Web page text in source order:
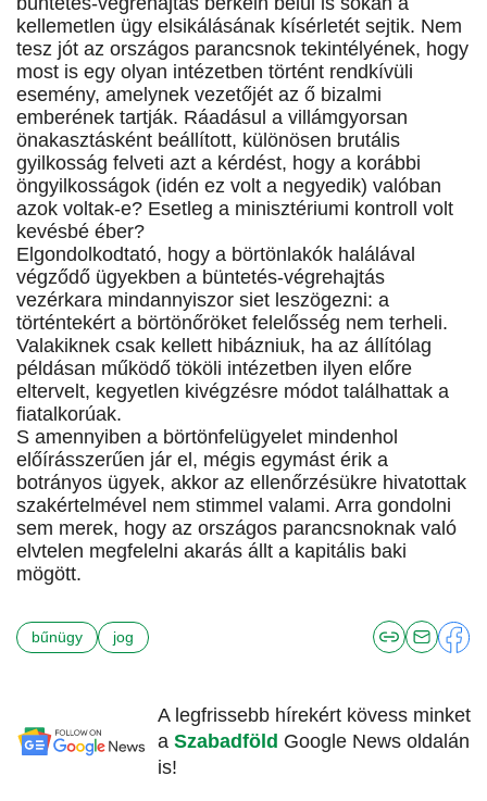
kellemetlen ügy elsikálásának kísérletét sejtik. Nem
tesz jót az országos parancsnok tekintélyének, hogy
most is egy olyan intézetben történt rendkívüli
esemény, amelynek vezetőjét az ő bizalmi
emberének tartják. Ráadásul a villámgyorsan
önakasztásként beállított, különösen brutális
gyilkosság felveti azt a kérdést, hogy a korábbi
öngyilkosságok (idén ez volt a negyedik) valóban
azok voltak-e? Esetleg a minisztériumi kontroll volt
kevésbé éber?
Elgondolkodtató, hogy a börtönlakók halálával
végződő ügyekben a büntetés-végrehajtás
vezérkara mindannyiszor siet leszögezni: a
történtekért a börtönőröket felelősség nem terheli.
Valakiknek csak kellett hibázniuk, ha az állítólag
példásan működő tököli intézetben ilyen előre
eltervelt, kegyetlen kivégzésre módot találhattak a
fiatalkorúak.
S amennyiben a börtönfelügyelet mindenhol
előírásszerűen jár el, mégis egymást érik a
botrányos ügyek, akkor az ellenőrzésükre hivatottak
szakértelmével nem stimmel valami. Arra gondolni
sem merek, hogy az országos parancsnoknak való
elvtelen megfelelni akarás állt a kapitális baki
mögött.
bűnügy jog
A legfrissebb hírekért kövess minket
a Szabadföld Google News oldalán
is!